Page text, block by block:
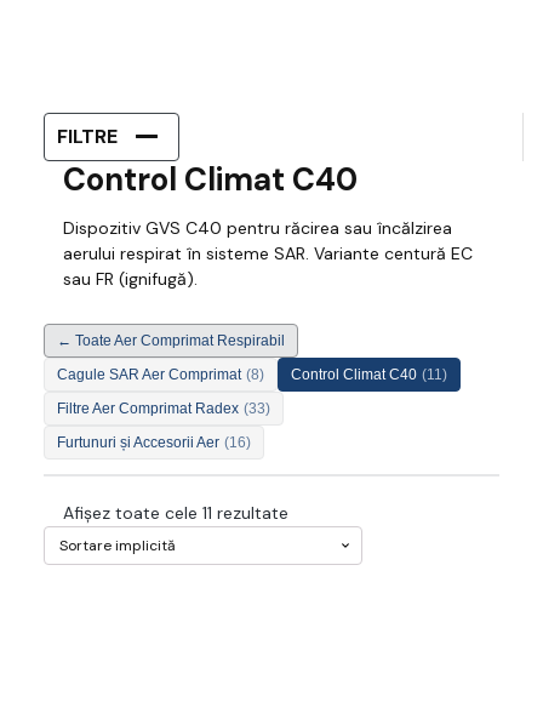
FILTRE
Control Climat C40
Dispozitiv GVS C40 pentru răcirea sau încălzirea
aerului respirat în sisteme SAR. Variante centură EC
sau FR (ignifugă).
← Toate Aer Comprimat Respirabil
Cagule SAR Aer Comprimat (8) Control Climat C40 (11)
Filtre Aer Comprimat Radex (33)
Furtunuri și Accesorii Aer (16)
Afișez toate cele 11 rezultate